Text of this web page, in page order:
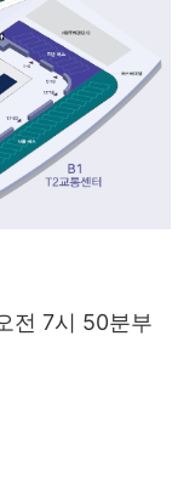
전 7시 50분부